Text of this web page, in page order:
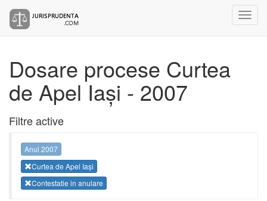
Dosare procese Curtea
de Apel Iași - 2007
Filtre active
Anul 2007
Curtea de Apel Iași
Contestatie in anulare